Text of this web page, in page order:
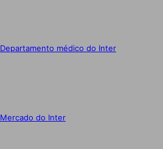
Departamento médico do Inter
Mercado do Inter